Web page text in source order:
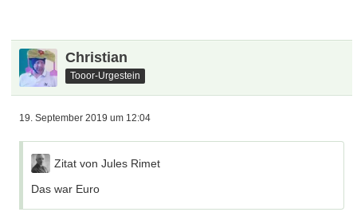
Christian
Tooor-Urgestein
19. September 2019 um 12:04
Zitat von Jules Rimet
Das war Euro